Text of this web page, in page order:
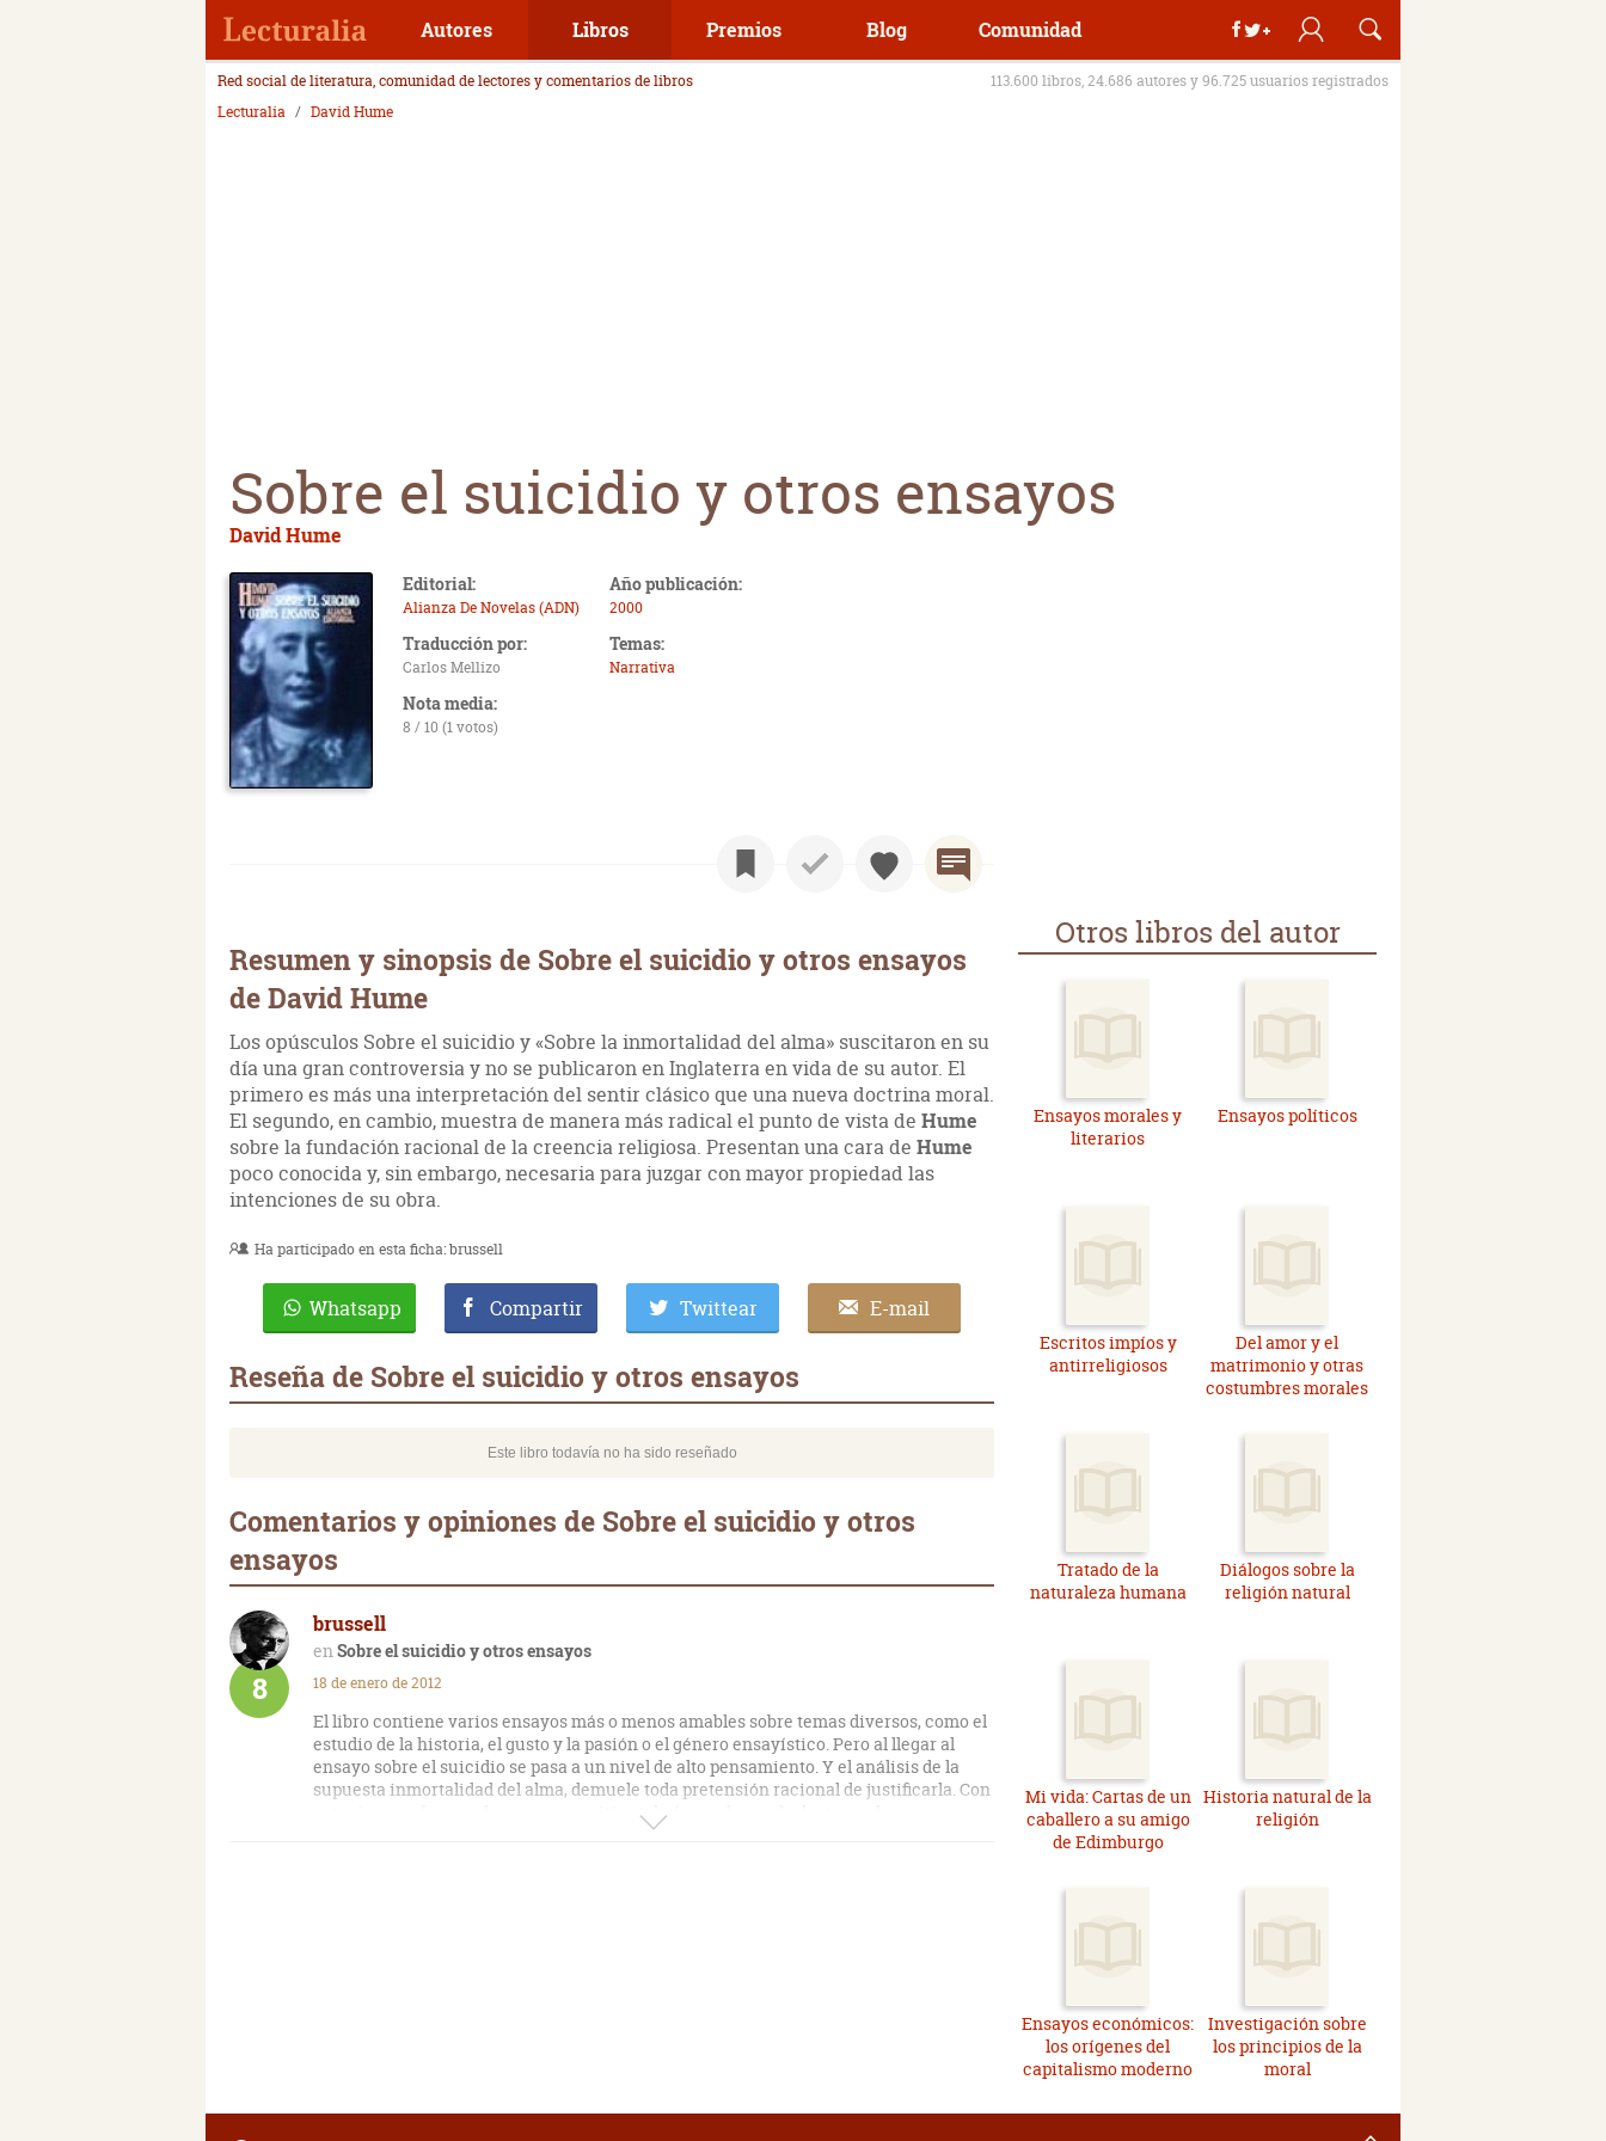
Autores Libros Premios Blog Comunidad
Red social de literatura, comunidad de lectores y comentarios de libros
113.600 libros, 24.686 autores y 96.725 usuarios registrados
Lecturalia
David Hume
Sobre el suicidio y otros ensayos
David Hume
Editorial:
Alianza De Novelas (ADN)
Año publicación:
2000
Traducción por:
Carlos Mellizo
Temas:
Narrativa
Nota media:
8 / 10 (1 votos)
Resumen y sinopsis de Sobre el suicidio y otros ensayos
de David Hume
Los opúsculos Sobre el suicidio y «Sobre la inmortalidad del alma» suscitaron en su
día una gran controversia y no se publicaron en Inglaterra en vida de su autor. El
primero es más una interpretación del sentir clásico que una nueva doctrina moral.
El segundo, en cambio, muestra de manera más radical el punto de vista de Hume
sobre la fundación racional de la creencia religiosa. Presentan una cara de Hume
poco conocida y, sin embargo, necesaria para juzgar con mayor propiedad las
intenciones de su obra.
Ha participado en esta ficha:brussell
Whatsapp Compartir Twittear E-mail
Reseña de Sobre el suicidio y otros ensayos
Este libro todavía no ha sido reseñado
Comentarios y opiniones de Sobre el suicidio y otros
ensayos
brussell
Sobre el suicidio y otros ensayos
8 18 de enero de 2012
El libro contiene varios ensayos más o menos amables sobre temas diversos, como el
estudio de la historia, el gusto y la pasión o el género ensayístico. Pero al llegar al
ensayo sobre el suicidio se pasa a un nivel de alto pensamiento. Y el análisis de la
supuesta inmortalidad del alma, demuele toda pretensión racional de justificarla. Con
astucia y conforme a lo que se permitía en la época, luego de destrozar las
pretendidas bases racionales del alma inmortal, Hume termina diciendo que solo la fe
Otros libros del autor
Ensayos morales y
literarios
Ensayos políticos
Escritos impíos y
antirreligiosos
Del amor y el
matrimonio y otras
costumbres morales
Tratado de la
naturaleza humana
Diálogos sobre la
religión natural
Mi vida: Cartas de un
caballero a su amigo
de Edimburgo
Historia natural de la
religión
Ensayos económicos:
los orígenes del
capitalismo moderno
Investigación sobre
los principios de la
moral